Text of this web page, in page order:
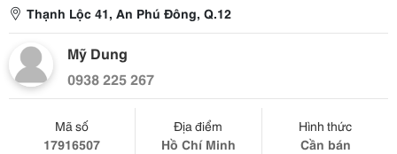
Thạnh Lộc 41, An Phú Đông, Q.12
Mỹ Dung
0938 225 267
Mã số
17916507
Địa điểm
Hồ Chí Minh
Hình thức
Cần bán